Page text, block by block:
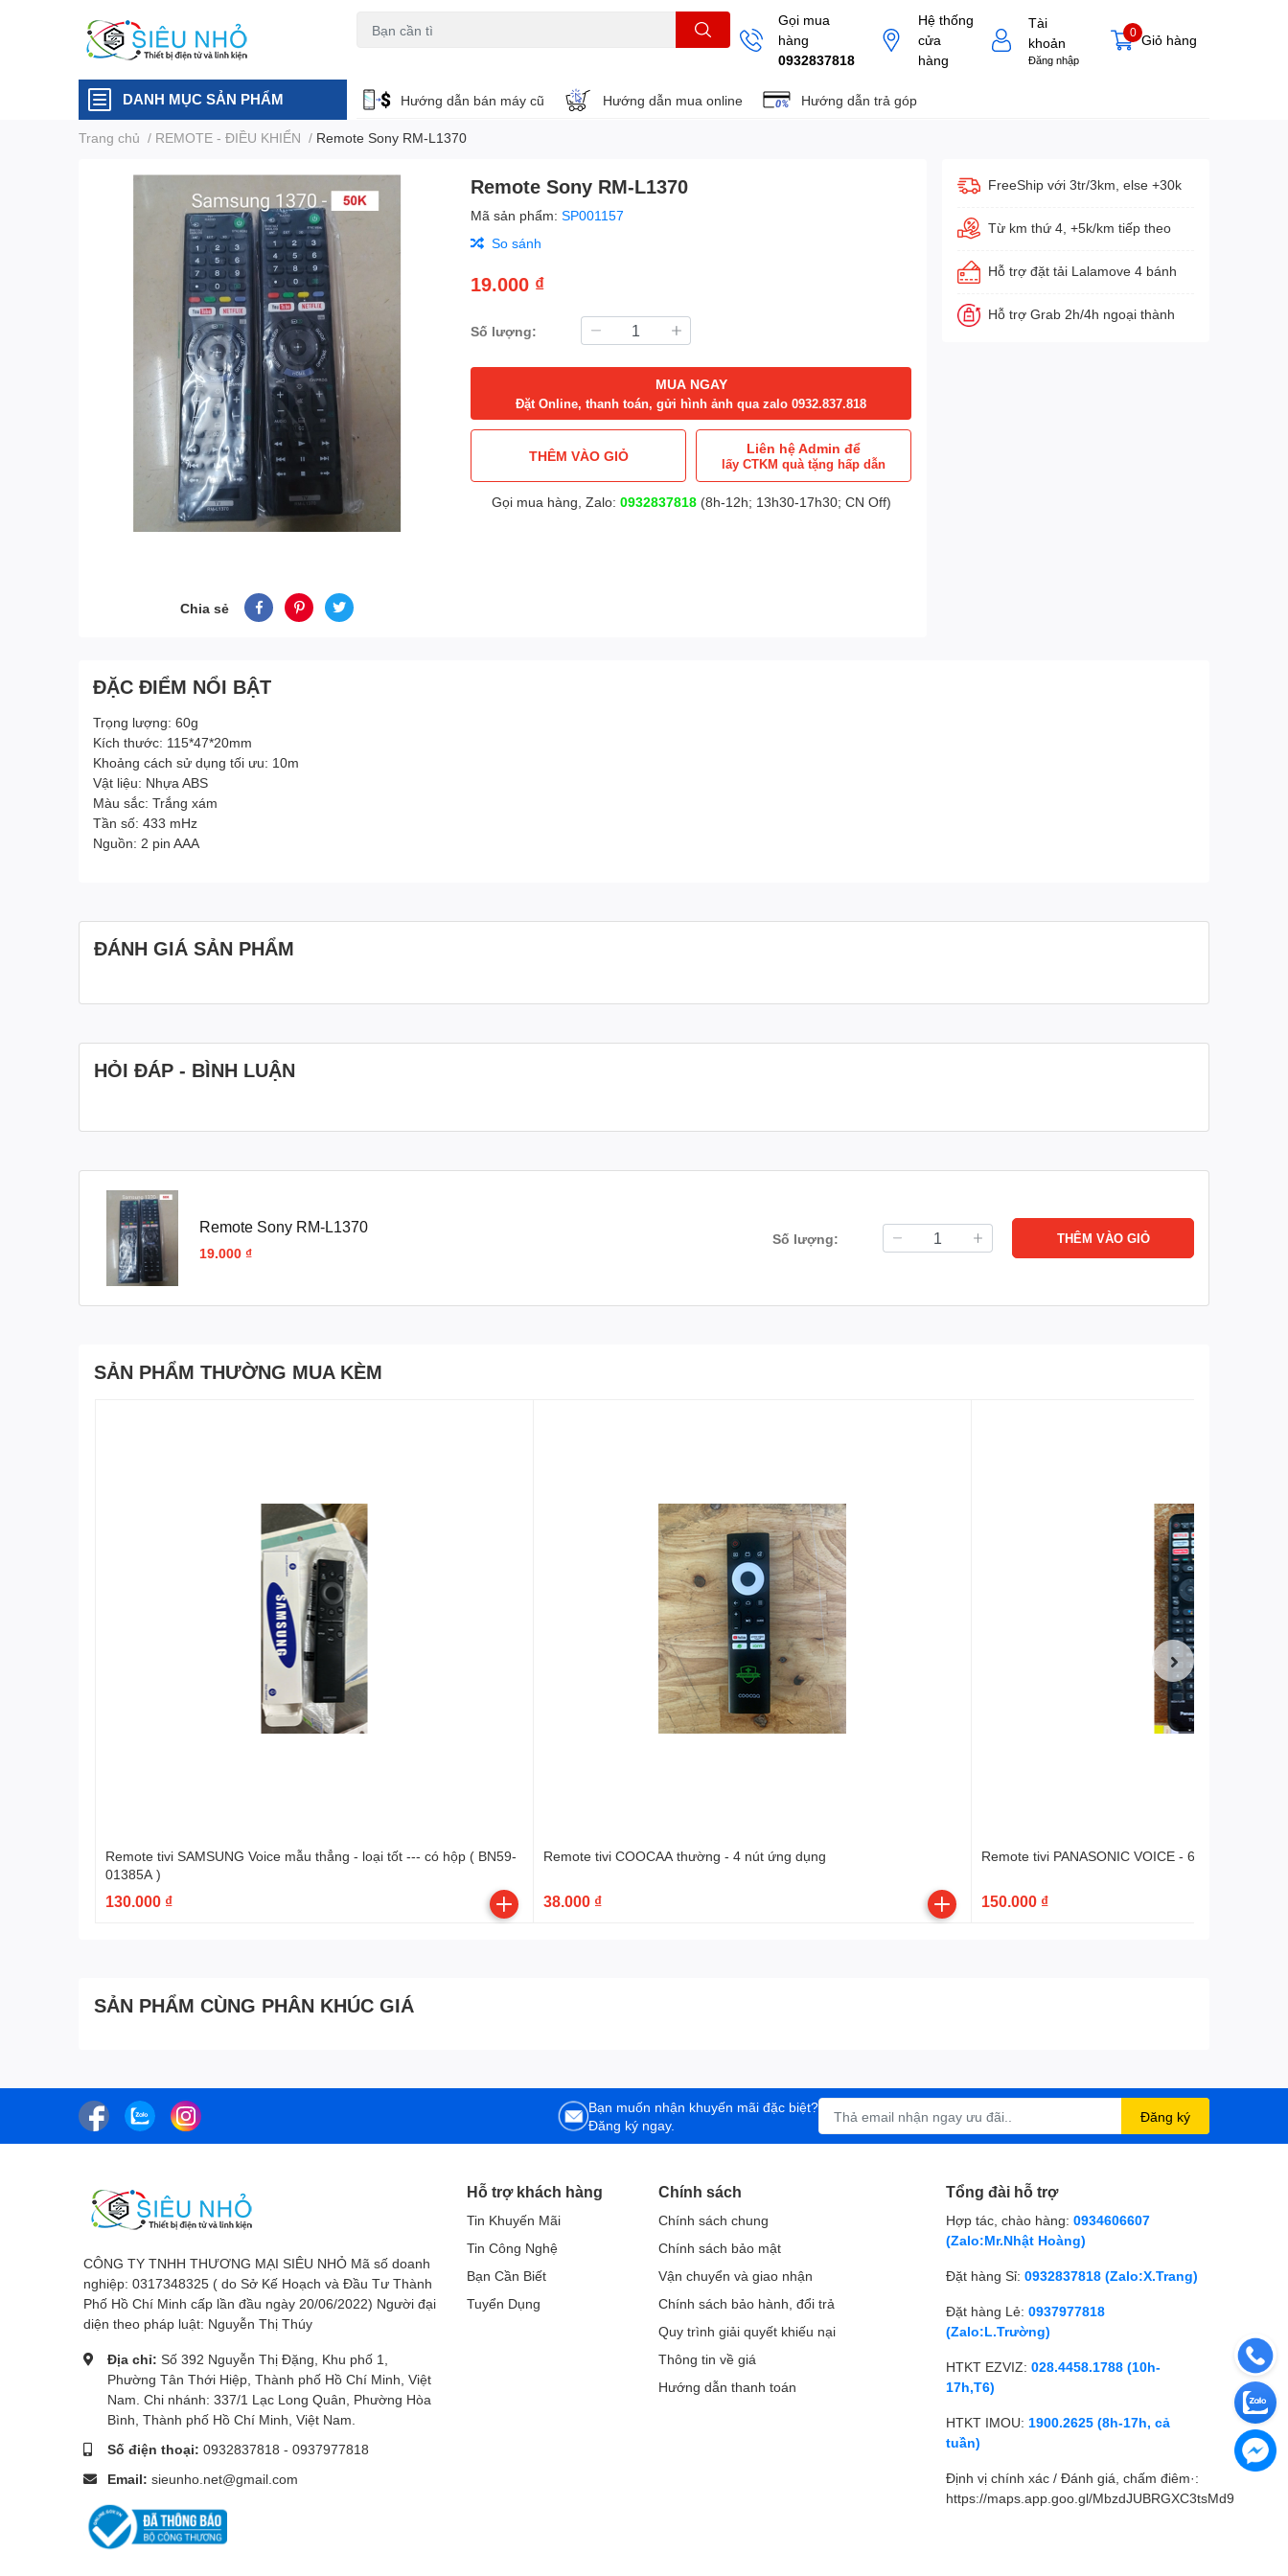
Gọi mua
hàng
0932837818
Hệ thống
cửa
hàng
Tài
khoản
Đăng nhập
Giỏ hàng
0
DANH MỤC SẢN PHẨM Hướng dẫn bán máy cũ Hướng dẫn mua online Hướng dẫn trả góp
Trang chủ / REMOTE - ĐIỀU KHIỂN / Remote Sony RM-L1370
Chia sẻ
Remote Sony RM-L1370
Mã sản phẩm:SP001157
So sánh
19.000 ₫
Số lượng:
MUA NGAY
Đặt Online, thanh toán, gửi hình ảnh qua zalo 0932.837.818
THÊM VÀO GIỎ Liên hệ Admin để
lấy CTKM quà tặng hấp dẫn
Gọi mua hàng, Zalo: 0932837818(8h-12h; 13h30-17h30; CN Off)
FreeShip với 3tr/3km, else +30k
Từ km thứ 4, +5k/km tiếp theo
Hỗ trợ đặt tải Lalamove 4 bánh
Hỗ trợ Grab 2h/4h ngoại thành
ĐẶC ĐIỂM NỔI BẬT
Trọng lượng: 60g
Kích thước: 115*47*20mm
Khoảng cách sử dụng tối ưu: 10m
Vật liệu: Nhựa ABS
Màu sắc: Trắng xám
Tần số: 433 mHz
Nguồn: 2 pin AAA
ĐÁNH GIÁ SẢN PHẨM
HỎI ĐÁP - BÌNH LUẬN
Remote Sony RM-L1370
19.000 ₫
Số lượng: THÊM VÀO GIỎ
SẢN PHẨM THƯỜNG MUA KÈM
Remote tivi SAMSUNG Voice mẫu thẳng - loại tốt --- có hộp ( BN59-
01385A )
130.000 ₫
Remote tivi COOCAA thường - 4 nút ứng dụng
38.000 ₫
Remote tivi PANASONIC VOICE - 6 nút ứng dụng
150.000 ₫
SẢN PHẨM CÙNG PHÂN KHÚC GIÁ
Bạn muốn nhận khuyến mãi đặc biệt?
Đăng ký ngay.
Đăng ký
CÔNG TY TNHH THƯƠNG MẠI SIÊU NHỎ Mã số doanh
nghiệp: 0317348325 ( do Sở Kế Hoạch và Đầu Tư Thành
Phố Hồ Chí Minh cấp lần đầu ngày 20/06/2022) Người đại
diện theo pháp luật: Nguyễn Thị Thúy
Địa chỉ: Số 392 Nguyễn Thị Đặng, Khu phố 1,
Phường Tân Thới Hiệp, Thành phố Hồ Chí Minh, Việt
Nam. Chi nhánh: 337/1 Lạc Long Quân, Phường Hòa
Bình, Thành phố Hồ Chí Minh, Việt Nam.
Số điện thoại: 0932837818 - 0937977818
Email: sieunho.net@gmail.com
Hỗ trợ khách hàng
Tin Khuyến Mãi
Tin Công Nghệ
Bạn Cần Biết
Tuyển Dụng
Chính sách
Chính sách chung
Chính sách bảo mật
Vận chuyển và giao nhận
Chính sách bảo hành, đổi trả
Quy trình giải quyết khiếu nại
Thông tin về giá
Hướng dẫn thanh toán
Tổng đài hỗ trợ
Hợp tác, chào hàng: 0934606607
(Zalo:Mr.Nhật Hoàng)
Đặt hàng Sỉ: 0932837818 (Zalo:X.Trang)
Đặt hàng Lẻ: 0937977818
(Zalo:L.Trường)
HTKT EZVIZ: 028.4458.1788 (10h-
17h,T6)
HTKT IMOU: 1900.2625 (8h-17h, cả
tuần)
Định vị chính xác / Đánh giá, chấm điêm·:
https://maps.app.goo.gl/MbzdJUBRGXC3tsMd9